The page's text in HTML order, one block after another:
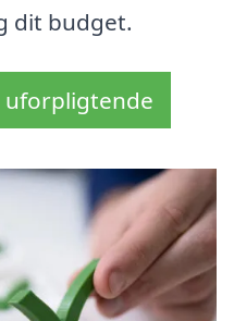
dit budget.
uforpligtende